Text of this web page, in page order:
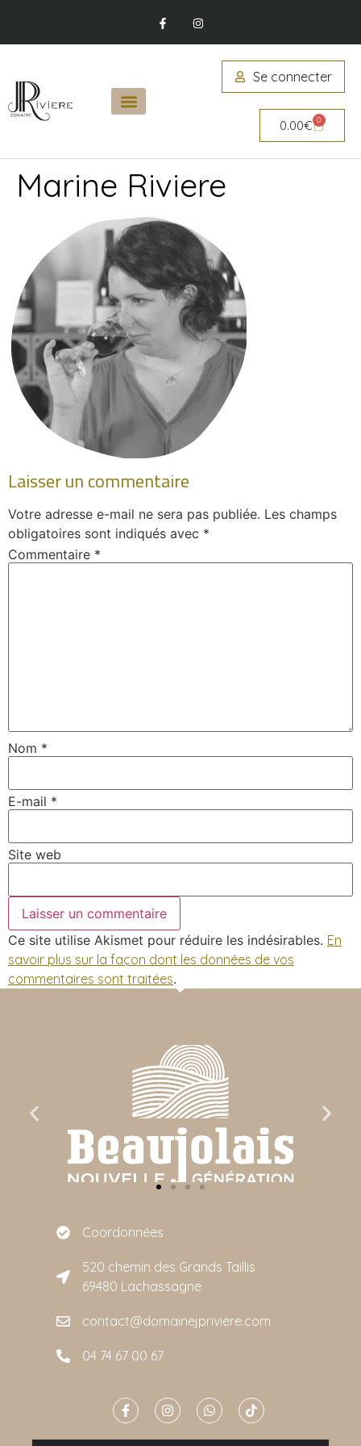
Se connecter
0.00€ 0
Marine Riviere
Laisser un commentaire
Votre adresse e-mail ne sera pas publiée. Les champs
obligatoires sont indiqués avec *
Commentaire *
Nom *
E-mail *
Site web
Ce site utilise Akismet pour réduire les indésirables. En
savoir plus sur la façon dont les données de vos
commentaires sont traitées.
Coordonnées
520 chemin des Grands Taillis
69480 Lachassagne
contact@domainejpriviere.com
04 74 67 00 67